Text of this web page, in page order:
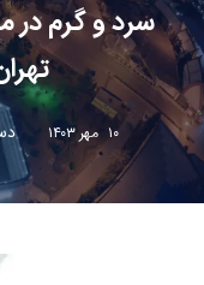
سرد و گرم در
۱۰ مهر ۱۴۰۳